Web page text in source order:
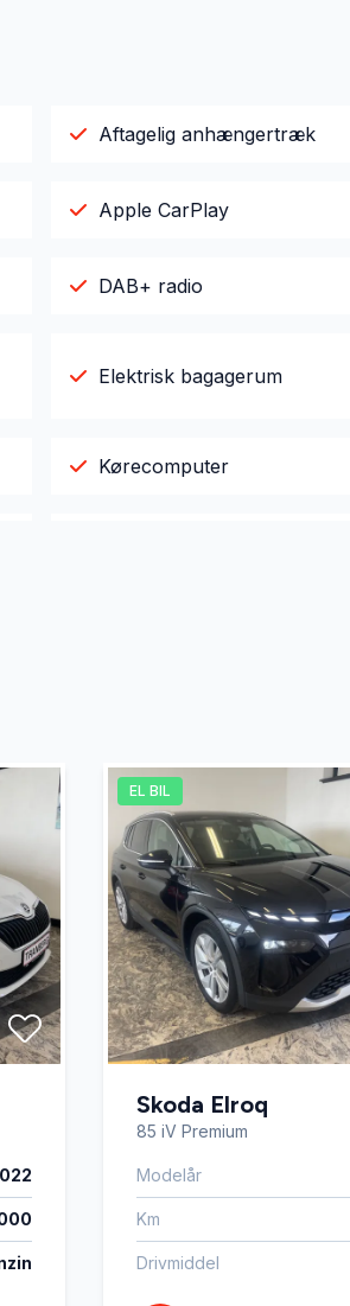
Aftagelig anhængertræk
Apple CarPlay
DAB+ radio
Elektrisk bagagerum
Kørecomputer
Varme i rattet
EL BIL
Skoda Elroq
85 iV Premium
Modelår
Km
Drivmiddel